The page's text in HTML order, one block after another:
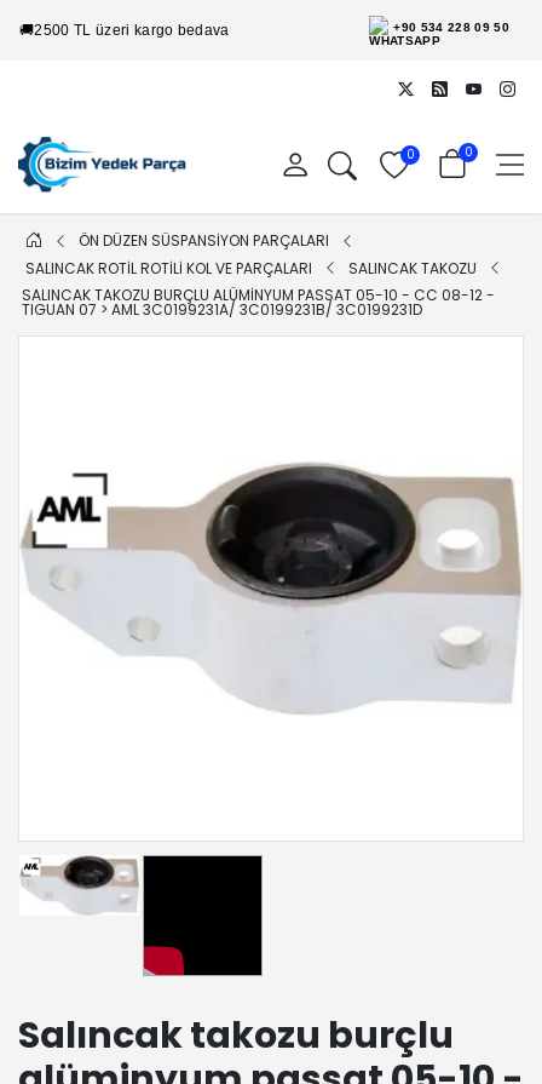
🚚2500 TL üzeri kargo bedava +90 534 228 09 50
0 0
ÖN DÜZEN SÜSPANSİYON PARÇALARI
SALINCAK ROTİL ROTİLİ KOL VE PARÇALARI
SALINCAK TAKOZU
SALINCAK TAKOZU BURÇLU ALÜMINYUM PASSAT 05-10 - CC 08-12 -
TIGUAN 07 > AML 3C0199231A/ 3C0199231B/ 3C0199231D
Salıncak takozu burçlu